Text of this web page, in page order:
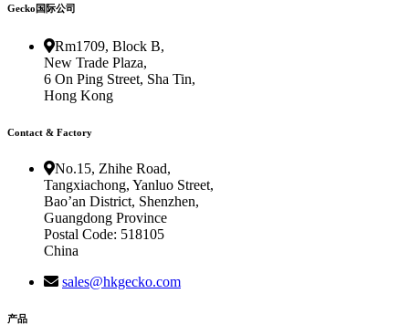
Gecko国际公司
Rm1709, Block B,
New Trade Plaza,
6 On Ping Street, Sha Tin,
Hong Kong
Contact & Factory
No.15, Zhihe Road,
Tangxiachong, Yanluo Street,
Bao’an District, Shenzhen,
Guangdong Province
Postal Code: 518105
China
sales@hkgecko.com
产品